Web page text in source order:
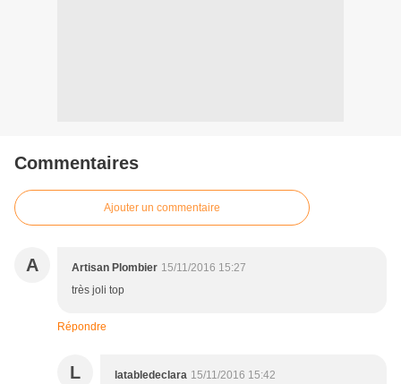
Commentaires
Ajouter un commentaire
A Artisan Plombier 15/11/2016 15:27
très joli top
Répondre
L latabledeclara 15/11/2016 15:42